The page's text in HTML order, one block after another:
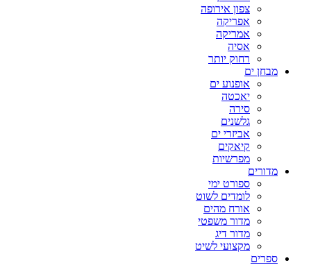
צפון אירופה
אפריקה
אמריקה
אסיה
רחוק יותר
מבחן ים
אופנוע ים
יאכטה
סירה
גלשנים
אביזרי ים
קיאקים
מפרשיות
מדורים
ספורט ימי
לומדים לשוט
אורח מהים
מדור משפטי
מדור דיג
מקצועי לשיט
ספרים